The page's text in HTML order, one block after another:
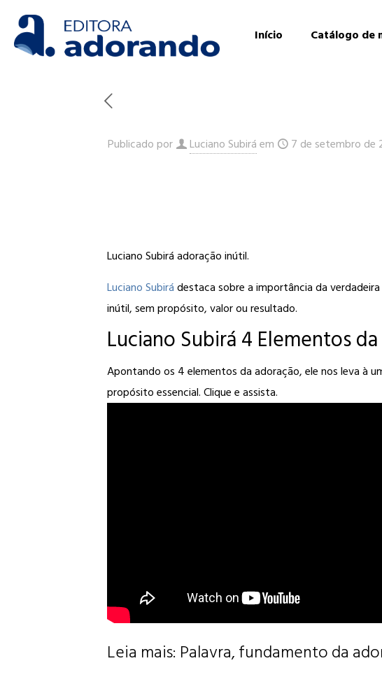
Início Catálogo de
Publicado por Luciano Subiráem 7 de setembro de
Luciano Subirá adoração inútil.
Luciano Subirádestaca sobre a importância da
inútil, sem propósito, valor ou resultado.
Luciano Subirá 4 Elementos
Apontando os 4 elementos da adoração, ele nos leva à
propósito essencial. Clique e assista.
Leia mais: Palavra, fundamento da